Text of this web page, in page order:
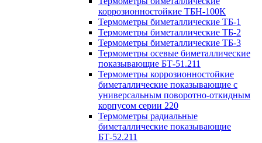
коррозионностойкие ТБН-100К
Термометры биметаллические ТБ-1
Термометры биметаллические ТБ-2
Термометры биметаллические ТБ-3
Термометры осевые биметаллические
показывающие БТ-51.211
Термометры коррозионностойкие
биметаллические показывающие с
универсальным поворотно-откидным
корпусом серии 220
Термометры радиальные
биметаллические показывающие
БТ-52.211